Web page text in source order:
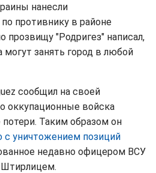
нанесли
противнику в районе
прозвищу "Родригез" написал,
могут занять город в любой
сообщил на своей
оккупационные войска
Таким образом он
с уничтожением позиций
недавно офицером ВСУ